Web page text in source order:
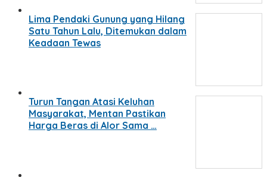
Lima Pendaki Gunung yang Hilang
Satu Tahun Lalu, Ditemukan dalam
Keadaan Tewas
Turun Tangan Atasi Keluhan
Masyarakat, Mentan Pastikan
Harga Beras di Alor Sama …